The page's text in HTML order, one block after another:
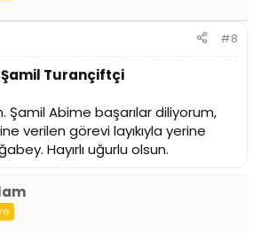
#8
Şamil Turançiftçi
Şamil Abime başarılar diliyorum,
verilen görevi layıkıyla yerine
Hayırlı uğurlu olsun.